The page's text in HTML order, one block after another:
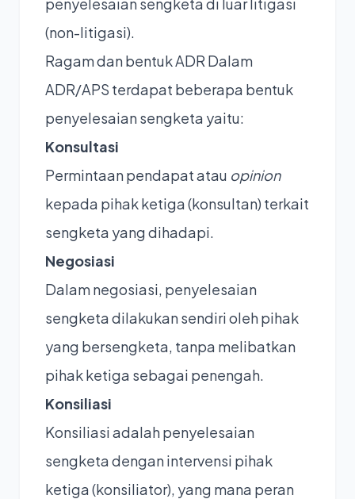
(non-litigasi).
Ragam dan bentuk ADR Dalam
ADR/APS terdapat beberapa bentuk
penyelesaian sengketa yaitu:
Konsultasi
Permintaan pendapat atau opinion
kepada pihak ketiga (konsultan) terkait
sengketa yang dihadapi.
Negosiasi
Dalam negosiasi, penyelesaian
sengketa dilakukan sendiri oleh pihak
yang bersengketa, tanpa melibatkan
pihak ketiga sebagai penengah.
Konsiliasi
Konsiliasi adalah penyelesaian
sengketa dengan intervensi pihak
ketiga (konsiliator), yang mana peran